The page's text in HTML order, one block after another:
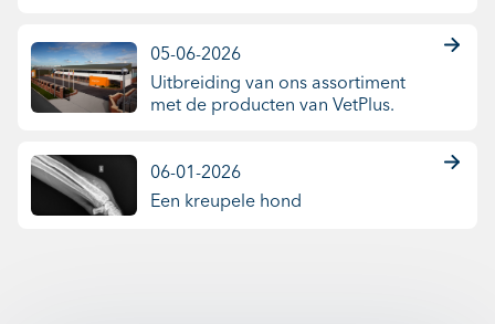
05-06-2026
Uitbreiding van ons assortiment
met de producten van VetPlus.
06-01-2026
Een kreupele hond